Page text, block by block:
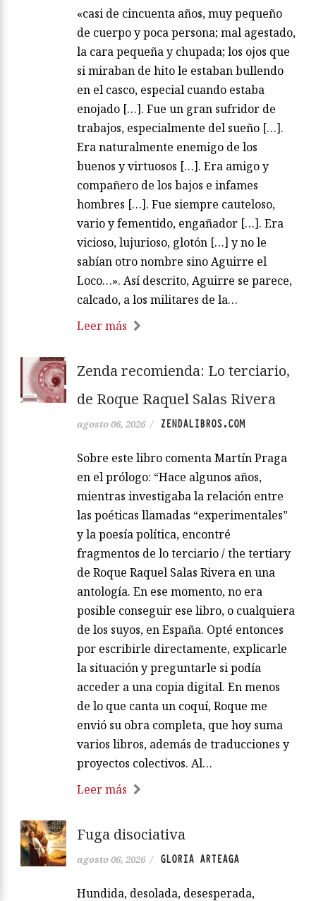
«casi de cincuenta años, muy pequeño
de cuerpo y poca persona; mal agestado,
la cara pequeña y chupada; los ojos que
si miraban de hito le estaban bullendo
en el casco, especial cuando estaba
enojado […]. Fue un gran sufridor de
trabajos, especialmente del sueño […].
Era naturalmente enemigo de los
buenos y virtuosos […]. Era amigo y
compañero de los bajos e infames
hombres […]. Fue siempre cauteloso,
vario y fementido, engañador […]. Era
vicioso, lujurioso, glotón […] y no le
sabían otro nombre sino Aguirre el
Loco…». Así descrito, Aguirre se parece,
calcado, a los militares de la…
Leer más
Zenda recomienda: Lo terciario,
de Roque Raquel Salas Rivera
agosto 06, 2026 / ZENDALIBROS.COM
Sobre este libro comenta Martín Praga
en el prólogo: “Hace algunos años,
mientras investigaba la relación entre
las poéticas llamadas “experimentales”
y la poesía política, encontré
fragmentos de lo terciario / the tertiary
de Roque Raquel Salas Rivera en una
antología. En ese momento, no era
posible conseguir ese libro, o cualquiera
de los suyos, en España. Opté entonces
por escribirle directamente, explicarle
la situación y preguntarle si podía
acceder a una copia digital. En menos
de lo que canta un coquí, Roque me
envió su obra completa, que hoy suma
varios libros, además de traducciones y
proyectos colectivos. Al…
Leer más
Fuga disociativa
agosto 06, 2026 / GLORIA ARTEAGA
Hundida, desolada, desesperada,